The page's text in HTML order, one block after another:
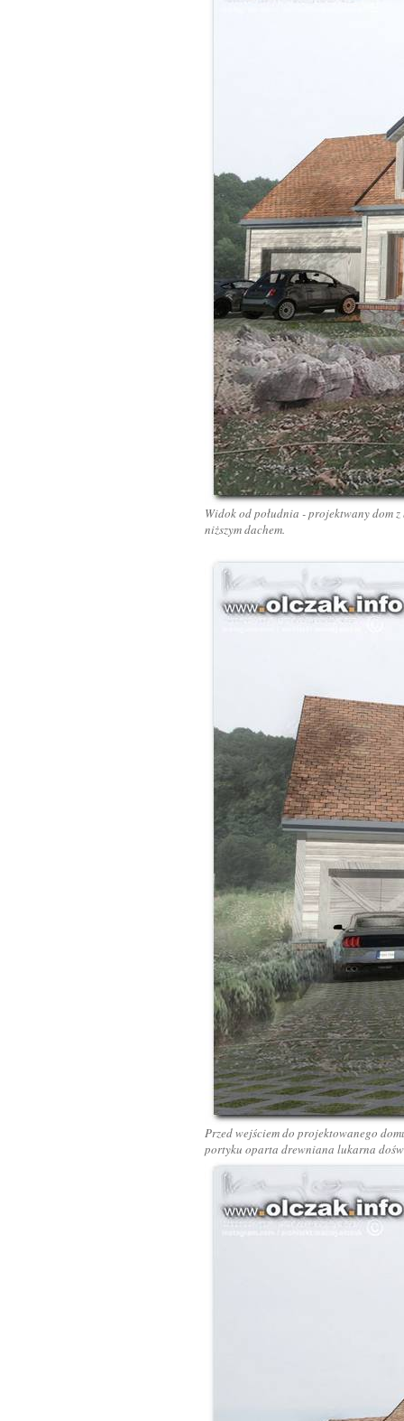
Widok od południa - projektwany dom
niższym dachem.
Przed wejściem do projektowanego
portyku oparta drewniana lukarna